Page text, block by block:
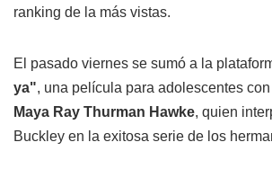
ranking de la más vistas.
El pasado viernes se sumó a la
ya", una película para adolescentes
Maya Ray Thurman Hawke, quien
Buckley en la exitosa serie de los